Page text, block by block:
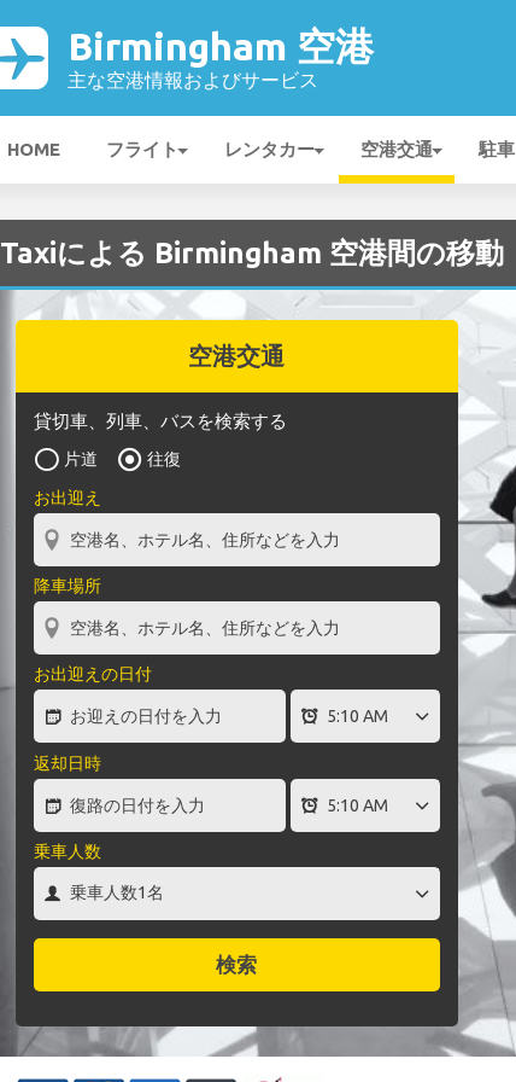
Birmingham 空港
主な空港情報およびサービス
HOME フライト レンタカー 空港交通 駐車
Taxiによる Birmingham 空港間の移動
空港交通
貸切車、列車、バスを検索する
片道
往復
お出迎え
降車場所
お出迎えの日付
返却日時
乗車人数
検索